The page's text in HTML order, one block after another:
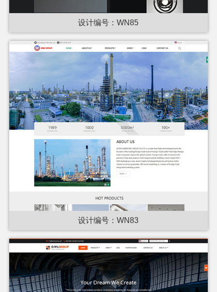
设计编号：WN85
设计编号：WN83